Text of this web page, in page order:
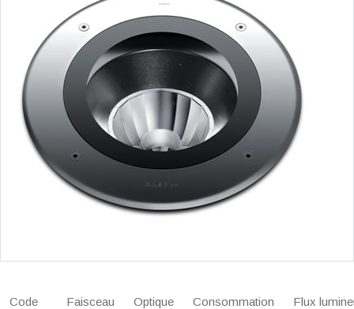
Code Faisceau Optique Consommation Flux